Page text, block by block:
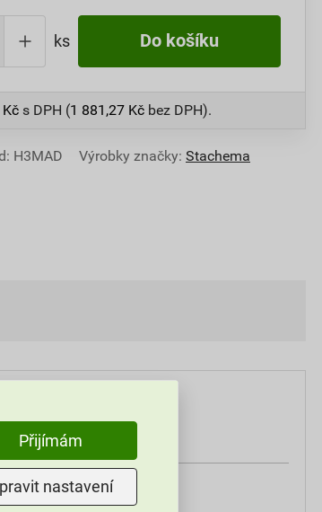
ks Do košíku
Kč s DPH (1 881,27 Kč bez DPH).
H3MAD Výrobky značky: Stachema
10 l
válečkem, štětcem
Přijímám
nastavení